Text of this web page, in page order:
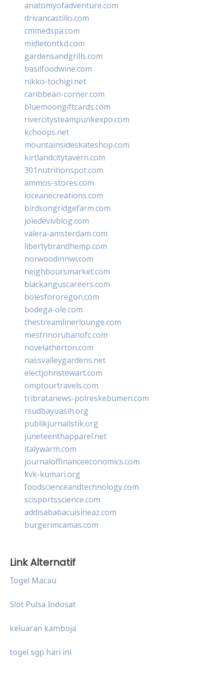
anatomyofadventure.com
drivancastillo.com
cmmedspa.com
midletontkd.com
gardensandgrills.com
basilfoodwine.com
nikko-tochigi.net
caribbean-corner.com
bluemoongiftcards.com
rivercitysteampunkexpo.com
kchoops.net
mountainsideskateshop.com
kirtlandcitytavern.com
301nutritionspot.com
ammos-stores.com
loceanecreations.com
birdsongridgefarm.com
joiedevivblog.com
valera-amsterdam.com
libertybrandhemp.com
norwoodinnwi.com
neighboursmarket.com
blackanguscareers.com
bolesfororegon.com
bodega-ole.com
thestreamlinerlounge.com
mestrinorubanofc.com
novelatherton.com
nassvalleygardens.net
electjohnstewart.com
omptourtravels.com
tribratanews-polreskebumen.com
rsudbayuasih.org
publikjurnalistik.org
juneteenthapparel.net
italywarm.com
journaloffinanceeconomics.com
kvk-kumari.org
foodscienceandtechnology.com
scisportsscience.com
addisababacuisineaz.com
burgerimcamas.com
Link Alternatif
Togel Macau
Slot Pulsa Indosat
keluaran kamboja
togel sgp hari ini